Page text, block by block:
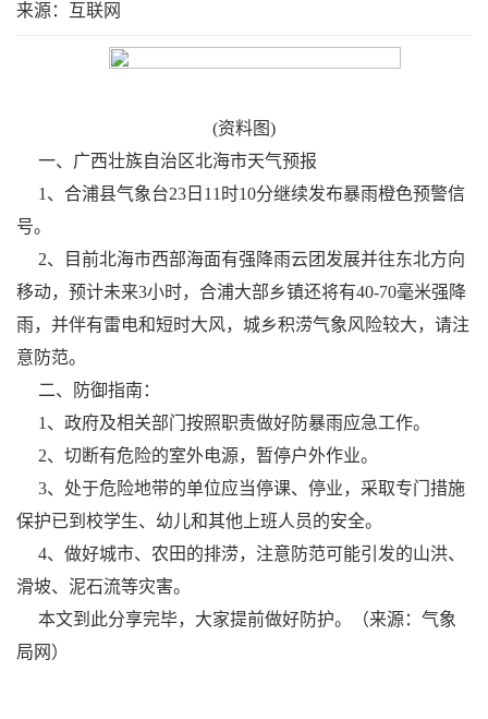
来源：互联网
(资料图)
一、广西壮族自治区北海市天气预报
1、合浦县气象台23日11时10分继续发布暴雨橙色预警信
号。
2、目前北海市西部海面有强降雨云团发展并往东北方向
移动，预计未来3小时，合浦大部乡镇还将有40-70毫米强降
雨，并伴有雷电和短时大风，城乡积涝气象风险较大，请注
意防范。
二、防御指南：
1、政府及相关部门按照职责做好防暴雨应急工作。
2、切断有危险的室外电源，暂停户外作业。
3、处于危险地带的单位应当停课、停业，采取专门措施
保护已到校学生、幼儿和其他上班人员的安全。
4、做好城市、农田的排涝，注意防范可能引发的山洪、
滑坡、泥石流等灾害。
本文到此分享完毕，大家提前做好防护。（来源：气象
局网）